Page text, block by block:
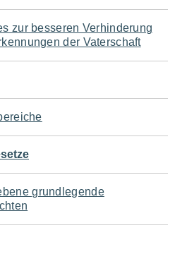
zur besseren Verhinderung
der Vaterschaft
grundlegende